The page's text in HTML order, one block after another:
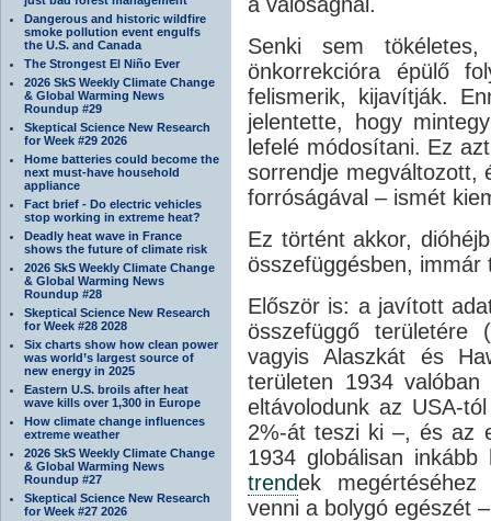
Dangerous and historic wildfire
smoke pollution event engulfs
the U.S. and Canada
The Strongest El Niño Ever
2026 SkS Weekly Climate Change
& Global Warming News
Roundup #29
Skeptical Science New Research
for Week #29 2026
Home batteries could become the
next must-have household
appliance
Fact brief - Do electric vehicles
stop working in extreme heat?
Deadly heat wave in France
shows the future of climate risk
2026 SkS Weekly Climate Change
& Global Warming News
Roundup #28
Skeptical Science New Research
for Week #28 2028
Six charts show how clean power
was world’s largest source of
new energy in 2025
Eastern U.S. broils after heat
wave kills over 1,300 in Europe
How climate change influences
extreme weather
2026 SkS Weekly Climate Change
& Global Warming News
Roundup #27
Skeptical Science New Research
for Week #27 2026
Senki sem
önkorrekcióra épülő
felismerik, kijavítják.
jelentette, hogy
lefelé módosítani. Ez
sorrendje megváltozott,
forróságával – ismét
Ez történt akkor,
összefüggésben, immár
Először is: a javított
összefüggő területére
vagyis Alaszkát és
területen 1934
eltávolodunk az USA-
2%-át teszi ki –, és az
1934 globálisan
trendek
venni a bolygó egészét